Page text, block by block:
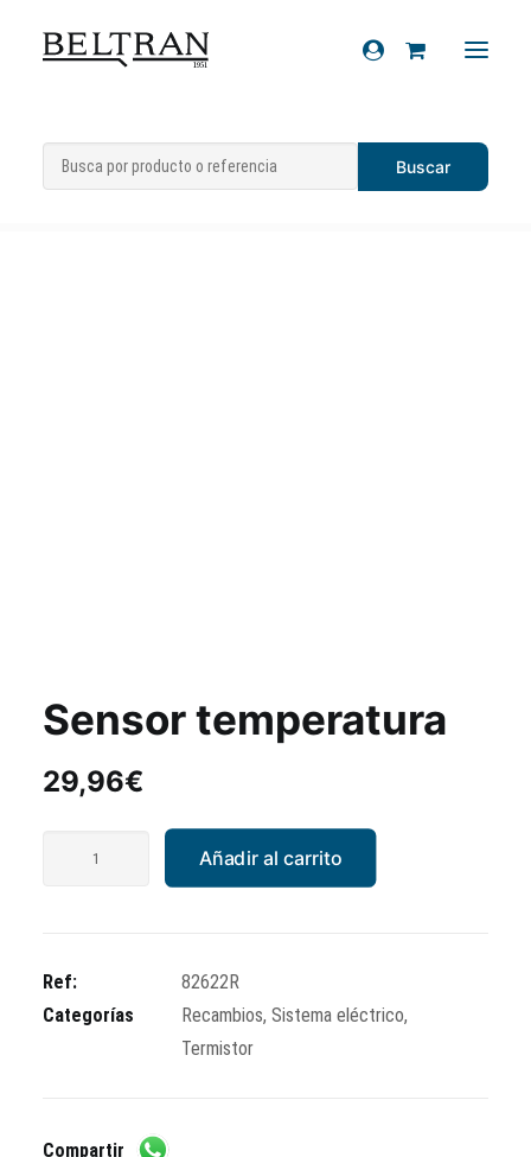
Recambios
Inicio Recambios » Sistema eléctrico
»
Termistor»Sensor temperatura
Sensor temperatura
29,96€
Añadir al carrito
Ref:
82622R
Categorías
Recambios, Sistema eléctrico,
Termistor
Compartir